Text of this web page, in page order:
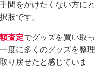
間をかけたくない方にと
肢です。
査定でグッズを買い取っ
度に多くのグッズを整理
り戻せたと感じていま